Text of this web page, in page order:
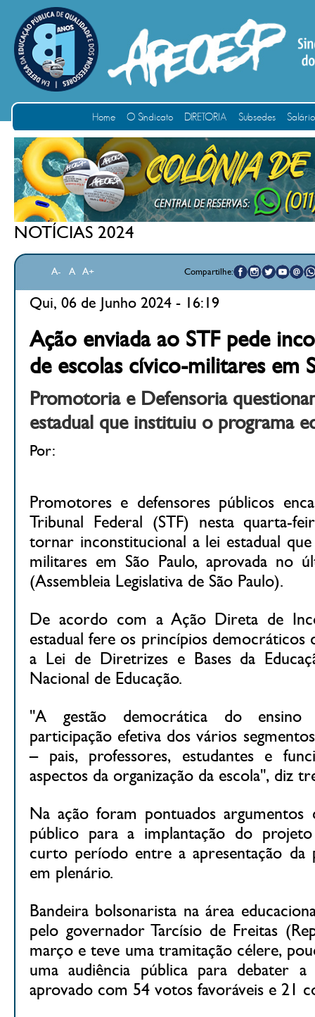
Home O Sindicato DIRETORIA Subsedes
NOTÍCIAS 2024
A- A A+ Compartilhe:
Qui, 06 de Junho 2024 - 16:19
Ação enviada ao STF pede
de escolas cívico-militares em
Promotoria e Defensoria
estadual que instituiu o programa
Por:
Promotores e defensores públicos
Tribunal Federal (STF) nesta quarta-
tornar inconstitucional a lei estadual
militares em São Paulo, aprovada no
(Assembleia Legislativa de São Paulo).
De acordo com a Ação Direta de
estadual fere os princípios democráticos
a Lei de Diretrizes e Bases da
Nacional de Educação.
"A gestão democrática do ensino
participação efetiva dos vários
– pais, professores, estudantes e
aspectos da organização da escola", diz
Na ação foram pontuados
público para a implantação do
curto período entre a apresentação da
em plenário.
Bandeira bolsonarista na área
pelo governador Tarcísio de Freitas
março e teve uma tramitação célere,
uma audiência pública para debater
aprovado com 54 votos favoráveis e 21